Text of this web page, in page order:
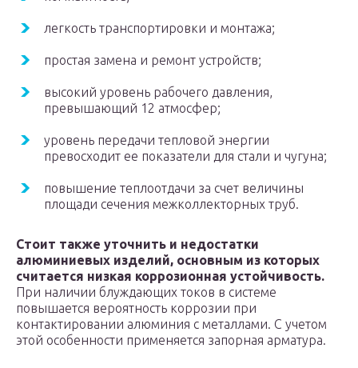
легкость транспортировки и монтажа;
простая замена и ремонт устройств;
высокий уровень рабочего давления,
превышающий 12 атмосфер;
уровень передачи тепловой энергии
превосходит ее показатели для стали и чугуна;
повышение теплоотдачи за счет величины
площади сечения межколлекторных труб.
Стоит также уточнить и недостатки
алюминиевых изделий, основным из которых
считается низкая коррозионная устойчивость.
При наличии блуждающих токов в системе
повышается вероятность коррозии при
контактировании алюминия с металлами. С учетом
этой особенности применяется запорная арматура.